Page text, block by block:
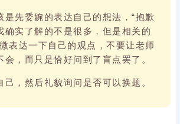
是先委婉的表达自己的想法，“抱歉
确实了解的不是很多，但是相关的
表达一下自己的观点，不要让老师
会，而只是恰好问到了盲点罢了。
己，然后礼貌询问是否可以换题。